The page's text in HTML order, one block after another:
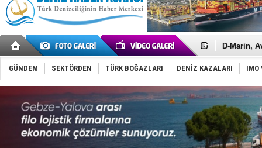
D-Marin,
Van’da
ASEAN ilk
TAYK -
İstanbul
Tersane
İngiliz
FESCO,
DESE,
GÜNDEM SEKTÖRDEN TÜRK BOĞAZLARI DENİZ KAZALARI IMO